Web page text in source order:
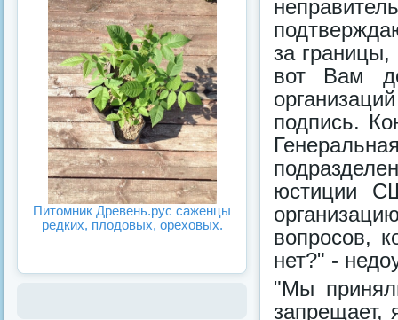
за
вот Вам
подпись.
юстиции
вопросов,
нет?" -
"Мы
запрещает,
Питомник Древень.рус саженцы
редких, плодовых, ореховых.